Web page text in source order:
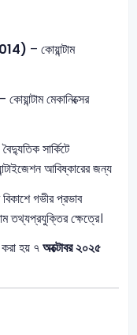
– কোয়ান্টাম
– কোয়ান্টাম মেকানিক্সের
সার্কিটে
আবিষ্কারের জন্য
গভীর প্রভাব
তথ্যপ্রযুক্তির ক্ষেত্রে।
হয় ৭অক্টোবর ২০২৫